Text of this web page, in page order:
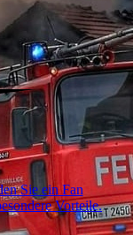
Sie ein Fan
Vorteile.